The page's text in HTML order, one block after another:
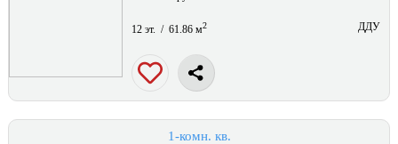
12 эт. / 61.86 м2 ДДУ
1-комн. кв.